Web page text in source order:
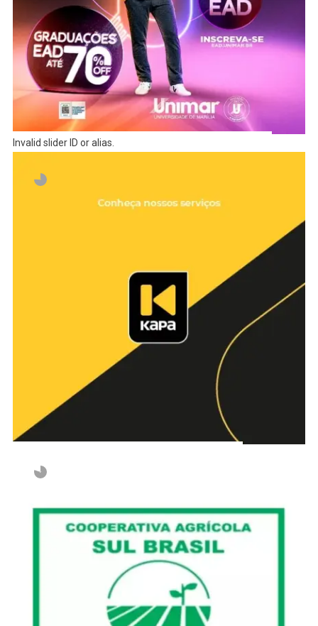
Invalid slider ID or alias.